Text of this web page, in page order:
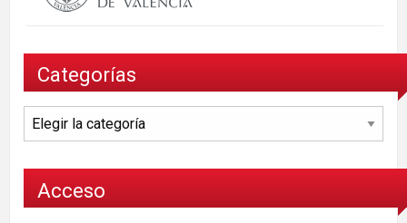
Categorías
Categorías
Acceso